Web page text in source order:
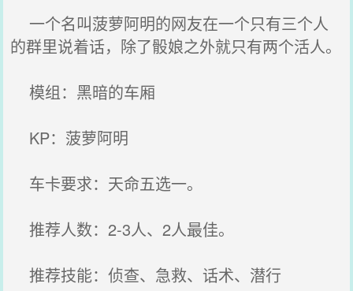
一个名叫菠萝阿明的网友在一个只有三个人
的群里说着话，除了骰娘之外就只有两个活人。
模组：黑暗的车厢
KP：菠萝阿明
车卡要求：天命五选一。
推荐人数：2-3人、2人最佳。
推荐技能：侦查、急救、话术、潜行